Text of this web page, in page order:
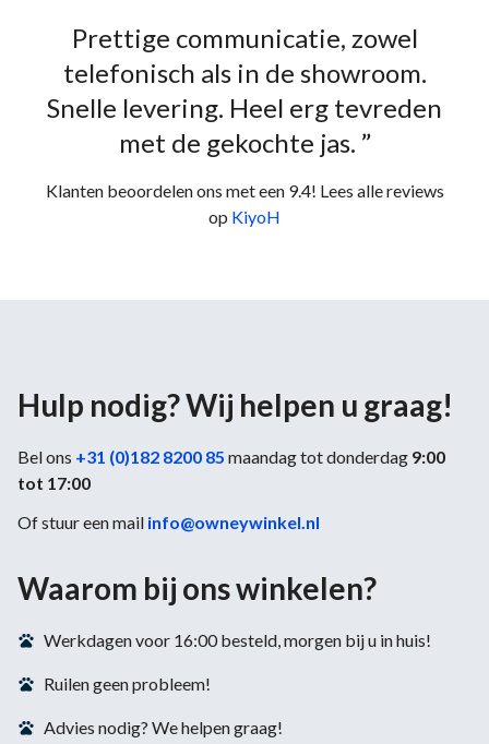
Prettige communicatie, zowel
telefonisch als in de showroom.
Snelle levering. Heel erg tevreden
met de gekochte jas. ”
Klanten beoordelen ons met een 9.4! Lees alle reviews
op KiyoH
Hulp nodig? Wij helpen u graag!
Bel ons +31 (0)182 8200 85 maandag tot donderdag 9:00
tot 17:00
Of stuur een mail info@owneywinkel.nl
Waarom bij ons winkelen?
Werkdagen voor 16:00 besteld, morgen bij u in huis!
Ruilen geen probleem!
Advies nodig? We helpen graag!